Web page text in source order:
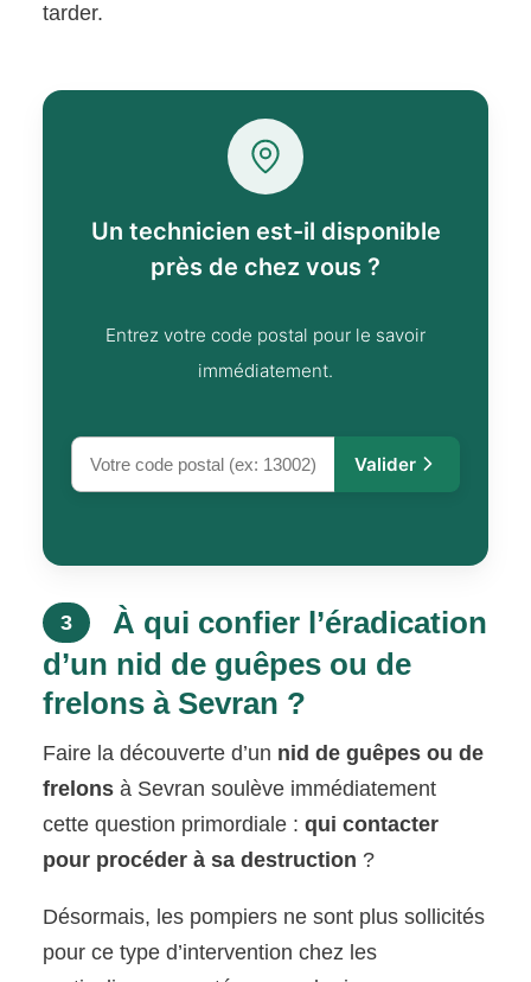
tarder.
Un technicien est-il disponible
près de chez vous ?
Entrez votre code postal pour le savoir
immédiatement.
Valider
3
À qui confier l’éradication
d’un nid de guêpes ou de
frelons à Sevran ?
Faire la découverte d’un nid de guêpes ou de
frelons à Sevran soulève immédiatement
cette question primordiale :qui contacter
pour procéder à sa destruction ?
Désormais, les pompiers ne sont plus sollicités
pour ce type d’intervention chez les